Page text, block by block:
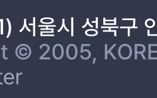
서울시 성북구
© 2005,